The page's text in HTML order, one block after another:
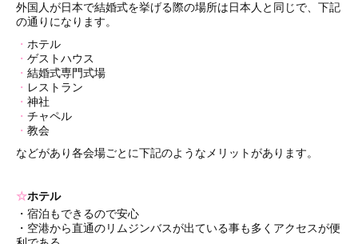
外国人が日本で結婚式を挙げる際の場所は日本人と同じで、下記
の通りになります。
・ ホテル
・ ゲストハウス
・ 結婚式専門式場
・ レストラン
・ 神社
・ チャペル
・ 教会
などがあり各会場ごとに下記のようなメリットがあります。
☆ホテル
・宿泊もできるので安心
・空港から直通のリムジンバスが出ている事も多くアクセスが便